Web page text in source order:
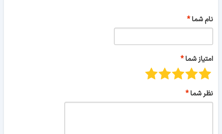
نام شما
امتیاز شما
نظر شما